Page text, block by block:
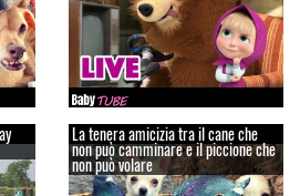
La tenera amicizia tra il cane che
non può camminare e il piccione che
non può volare